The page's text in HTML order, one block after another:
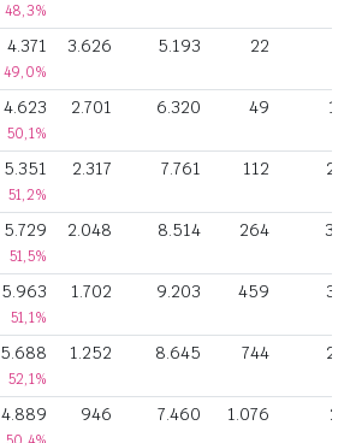
48,3%
4.371
49,0%
3.626 5.193 22
4.623
50,1%
2.701 6.320 49
5.351
51,2%
2.317 7.761 112
5.729
51,5%
2.048 8.514 264
5.963
51,1%
1.702 9.203 459
5.688
52,1%
1.252 8.645 744
4.889 946 7.460 1.076